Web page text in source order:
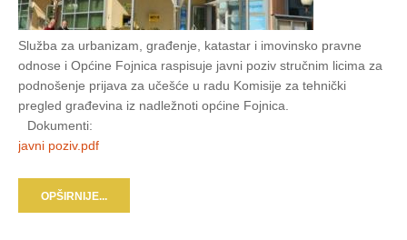
Služba za urbanizam, građenje, katastar i imovinsko pravne
odnose i Općine Fojnica raspisuje javni poziv stručnim licima za
podnošenje prijava za učešće u radu Komisije za tehnički
pregled građevina iz nadležnoti općine Fojnica.
Dokumenti:
javni poziv.pdf
OPŠIRNIJE...